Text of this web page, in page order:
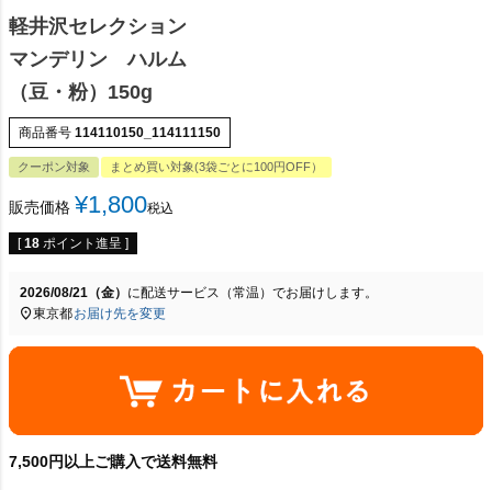
軽井沢セレクション
マンデリン ハルム
（豆・粉）150g
商品番号 114110150_114111150
クーポン対象 まとめ買い対象(3袋ごとに100円OFF）
販売価格 ¥1,800税込
[ 18 ポイント進呈 ]
2026/08/21（金） に配送サービス（常温） でお届けします。
東京都お届け先を変更
7,500円以上ご購入で送料無料